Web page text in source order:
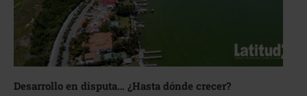
Desarrollo en disputa… ¿Hasta dónde crecer?